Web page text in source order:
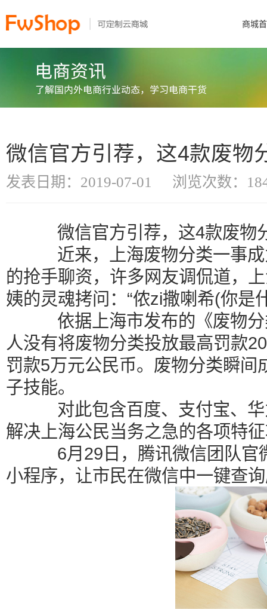
商城
微信官方引荐，这4款废物
发表日期：2019-07-01 浏览次数：
微信官方引荐，这4款废物
近来，上海废物分类一事成
的抢手聊资，许多网友调侃道，
姨的灵魂拷问：“侬zi撒喇希(你是
依据上海市发布的《废物分
人没有将废物分类投放最高罚款
罚款5万元公民币。废物分类瞬
子技能。
对此包含百度、支付宝、华
解决上海公民当务之急的各项特
6月29日，腾讯微信团队官
小程序，让市民在微信中一键查